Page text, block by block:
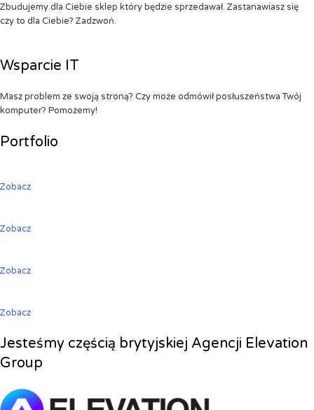
Zbudujemy dla Ciebie sklep który będzie sprzedawał. Zastanawiasz się
czy to dla Ciebie? Zadzwoń.
Wsparcie IT
Masz problem ze swoją stroną? Czy może odmówił posłuszeństwa Twój
komputer? Pomożemy!
Portfolio
Zobacz
Zobacz
Zobacz
Zobacz
Jesteśmy częścią brytyjskiej Agencji Elevation
Group